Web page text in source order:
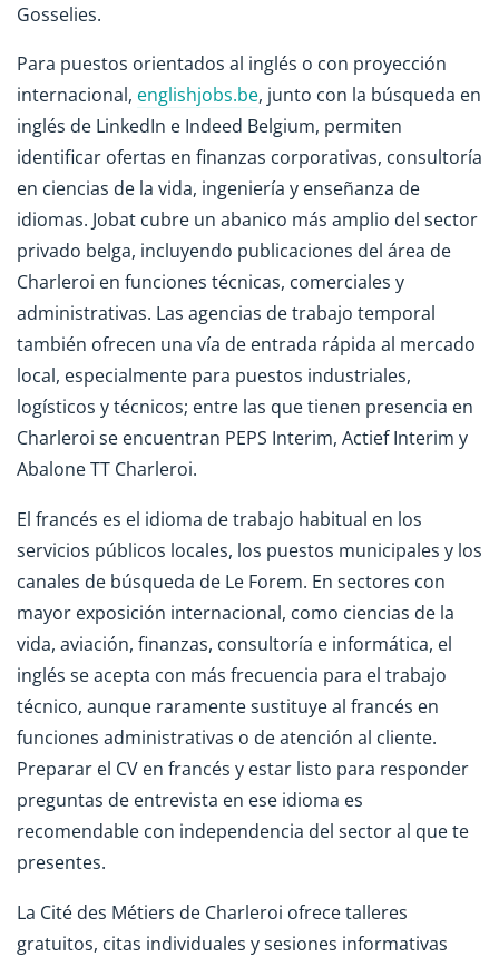
Gosselies.
Para puestos orientados al inglés o con proyección
internacional, englishjobs.be, junto con la búsqueda en
inglés de LinkedIn e Indeed Belgium, permiten
identificar ofertas en finanzas corporativas, consultoría
en ciencias de la vida, ingeniería y enseñanza de
idiomas. Jobat cubre un abanico más amplio del sector
privado belga, incluyendo publicaciones del área de
Charleroi en funciones técnicas, comerciales y
administrativas. Las agencias de trabajo temporal
también ofrecen una vía de entrada rápida al mercado
local, especialmente para puestos industriales,
logísticos y técnicos; entre las que tienen presencia en
Charleroi se encuentran PEPS Interim, Actief Interim y
Abalone TT Charleroi.
El francés es el idioma de trabajo habitual en los
servicios públicos locales, los puestos municipales y los
canales de búsqueda de Le Forem. En sectores con
mayor exposición internacional, como ciencias de la
vida, aviación, finanzas, consultoría e informática, el
inglés se acepta con más frecuencia para el trabajo
técnico, aunque raramente sustituye al francés en
funciones administrativas o de atención al cliente.
Preparar el CV en francés y estar listo para responder
preguntas de entrevista en ese idioma es
recomendable con independencia del sector al que te
presentes.
La Cité des Métiers de Charleroi ofrece talleres
gratuitos, citas individuales y sesiones informativas